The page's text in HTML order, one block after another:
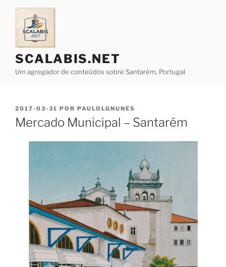
Saltar
conteúdo
SCALABIS.NET
Um agregador de conteúdos sobre Santarém, Portugal
PUBLICADO
EM
2017-03-31 POR PAULOLGNUNES
Mercado Municipal – Santarém